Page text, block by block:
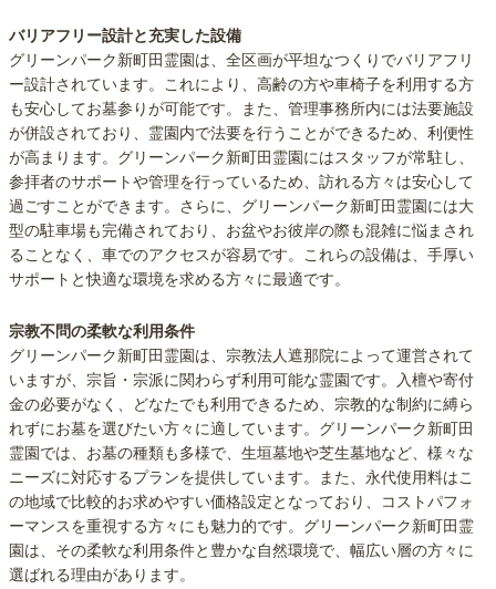
バリアフリー設計と充実した設備
グリーンパーク新町田霊園は、全区画が平坦なつくりでバリアフリ
ー設計されています。これにより、高齢の方や車椅子を利用する方
も安心してお墓参りが可能です。また、管理事務所内には法要施設
が併設されており、霊園内で法要を行うことができるため、利便性
が高まります。グリーンパーク新町田霊園にはスタッフが常駐し、
参拝者のサポートや管理を行っているため、訪れる方々は安心して
過ごすことができます。さらに、グリーンパーク新町田霊園には大
型の駐車場も完備されており、お盆やお彼岸の際も混雑に悩まされ
ることなく、車でのアクセスが容易です。これらの設備は、手厚い
サポートと快適な環境を求める方々に最適です。
宗教不問の柔軟な利用条件
グリーンパーク新町田霊園は、宗教法人遮那院によって運営されて
いますが、宗旨・宗派に関わらず利用可能な霊園です。入檀や寄付
金の必要がなく、どなたでも利用できるため、宗教的な制約に縛ら
れずにお墓を選びたい方々に適しています。グリーンパーク新町田
霊園では、お墓の種類も多様で、生垣墓地や芝生墓地など、様々な
ニーズに対応するプランを提供しています。また、永代使用料はこ
の地域で比較的お求めやすい価格設定となっており、コストパフォ
ーマンスを重視する方々にも魅力的です。グリーンパーク新町田霊
園は、その柔軟な利用条件と豊かな自然環境で、幅広い層の方々に
選ばれる理由があります。